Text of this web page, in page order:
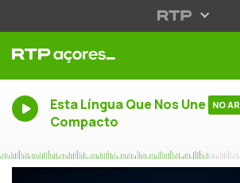
Esta Língua Que Nos Une -
Compacto
NO AR